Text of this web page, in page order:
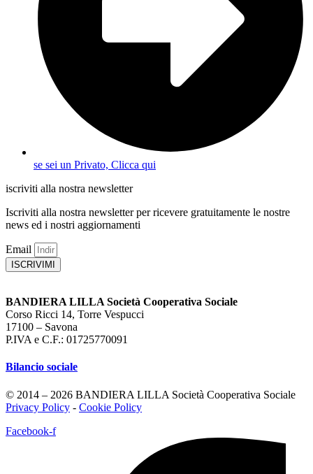
se sei un Privato, Clicca qui
iscriviti alla nostra newsletter
Iscriviti alla nostra newsletter per ricevere gratuitamente le nostre
news ed i nostri aggiornamenti
Email
ISCRIVIMI
BANDIERA LILLA Società Cooperativa Sociale
Corso Ricci 14, Torre Vespucci
17100 – Savona
P.IVA e C.F.: 01725770091
Bilancio sociale
© 2014 – 2026 BANDIERA LILLA Società Cooperativa Sociale
Privacy Policy - Cookie Policy
Facebook-f